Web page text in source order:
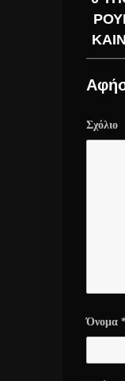
Σχόλιο
Όνομα